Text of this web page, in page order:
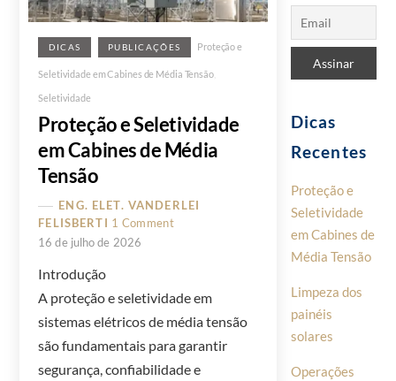
DICAS PUBLICAÇÕES Proteção e
Seletividade em Cabines de Média Tensão,
Seletividade
Proteção e Seletividade
em Cabines de Média
Tensão
ENG. ELET. VANDERLEI
FELISBERTI 1 Comment
16 de julho de 2026
Introdução
A proteção e seletividade em
sistemas elétricos de média tensão
são fundamentais para garantir
segurança, confiabilidade e
Dicas
Recentes
Proteção e
Seletividade
em Cabines de
Média Tensão
Limpeza dos
painéis
solares
Operações